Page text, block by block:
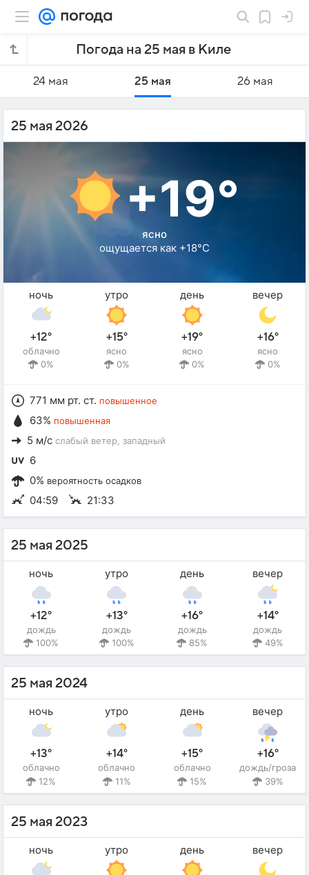
Погода на 25 мая в Киле
24 мая 25 мая 26 мая
25 мая 2026
+19°
ясно
ощущается как +18°C
ночь
+12°
облачно
0%
утро
+15°
ясно
0%
день
+19°
ясно
0%
вечер
+16°
ясно
0%
771 мм рт. ст. повышенное
63% повышенная
5 м/с слабый ветер , западный
6
0% вероятность осадков
04:59 21:33
25 мая 2025
ночь
+12°
дождь
100%
утро
+13°
дождь
100%
день
+16°
дождь
85%
вечер
+14°
дождь
49%
25 мая 2024
ночь
+13°
облачно
12%
утро
+14°
облачно
11%
день
+15°
облачно
15%
вечер
+16°
дождь/гроза
39%
25 мая 2023
ночь утро день вечер